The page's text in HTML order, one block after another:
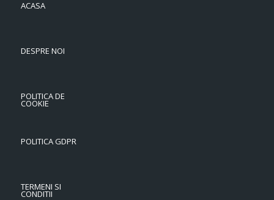
ACASA
DESPRE NOI
POLITICA DE
COOKIE
POLITICA GDPR
TERMENI SI
CONDITII